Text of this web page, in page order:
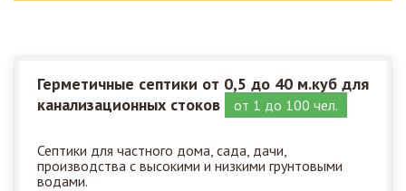
Герметичные септики от 0,5 до 40 м.куб для
канализационных стоков
от 1 до 100 чел.
Септики для частного дома, сада, дачи,
производства с высокими и низкими грунтовыми
водами.